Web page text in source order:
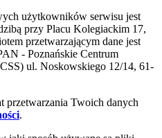
użytkowników serwisu jest
przy Placu Kolegiackim 17,
przetwarzającym dane jest
- Poznańskie Centrum
ul. Noskowskiego 12/14, 61-
przetwarzania Twoich danych
.